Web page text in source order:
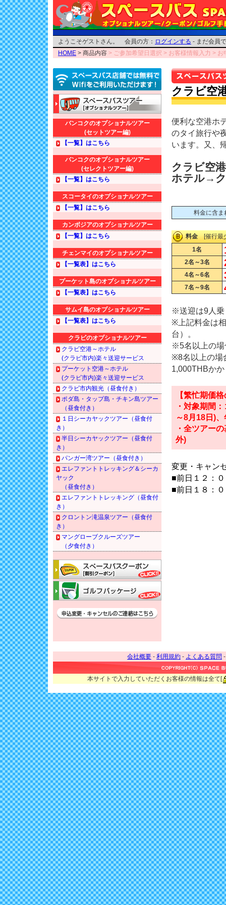
ようこそゲストさん。 会員の方： ログインする - まだ会員
HOME > 商品内容 > ご参加希望日選択 > お客様情報入力 > お
バンコクのオプショナルツアー
(セットツアー編)
【一覧】はこちら
バンコクのオプショナルツアー
(セレクトツアー編)
【一覧】はこちら
スコータイのオプショナルツアー
【一覧】はこちら
カンボジアのオプショナルツアー
【一覧】はこちら
チェンマイのオプショナルツアー
【一覧表】はこちら
プーケット島のオプショナルツアー
【一覧表】はこちら
サムイ島のオプショナルツアー
【一覧表】はこちら
クラビのオプショナルツアー
クラビ空港～ホテル
(クラビ市内)楽々送迎サービス
プーケット空港～ホテル
(クラビ市内)楽々送迎サービス
クラビ市内観光（昼食付き）
ポダ島・タップ島・チキン島ツアー
（昼食付き）
１日シーカヤックツアー（昼食付
き）
半日シーカヤックツアー（昼食付
き）
パンガー湾ツアー（昼食付き）
エレファントトレッキング＆シーカ
ヤック
（昼食付き）
エレファントトレッキング（昼食付
き）
クロントン滝温泉ツアー（昼食付
き）
マングローブクルーズツアー
（夕食付き）
クラビ空
便利な空港ホ
のタイ旅行や
います。又、
クラビ空
ホテル→ク
料金に含ま
料金[催行最
1名
2名～3名
4名～6名
7名～9名
※送迎は9人乗
※上記料金は
台）。
※5名以上の場
※8名以上の場
1,000THBか
【繁忙期価
・対象期間
～8月18日)
・全ツアー
外)
変更・キャン
■前日１２：
■前日１８：
会社概要 - 利用規約 - よくある質問
本サイトで入力していただくお客様の情報は全て[